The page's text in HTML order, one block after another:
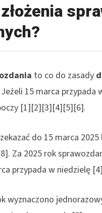
to co do zasady
15 marca przypada
[1][2][3][4][5][6].
do 15 marca
Za 2025 rok
przypada w niedzielę
wyznaczono